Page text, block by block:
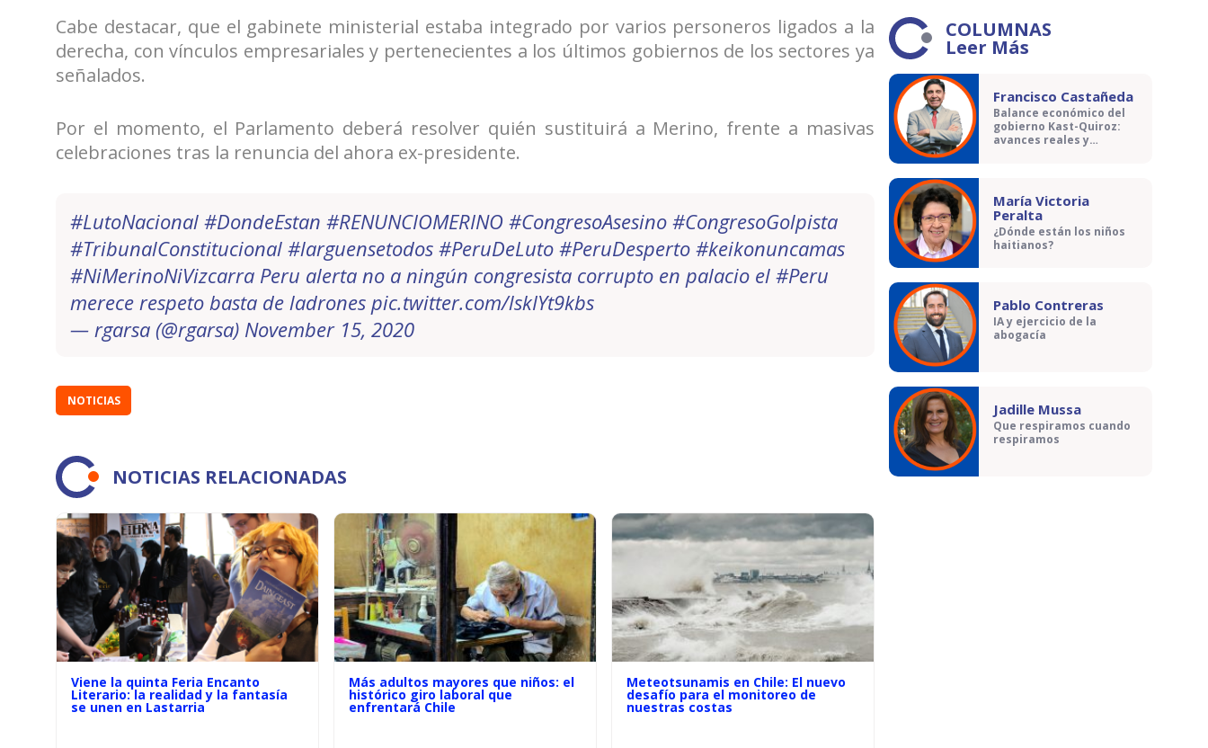
Cabe destacar, que el gabinete ministerial estaba integrado por varios personeros ligados a la
derecha, con vínculos empresariales y pertenecientes a los últimos gobiernos de los sectores ya
señalados.
Por el momento, el Parlamento deberá resolver quién sustituirá a Merino, frente a masivas
celebraciones tras la renuncia del ahora ex-presidente.
#LutoNacional #DondeEstan #RENUNCIOMERINO #CongresoAsesino #CongresoGolpista
#TribunalConstitucional #larguensetodos #PeruDeLuto #PeruDesperto #keikonuncamas
#NiMerinoNiVizcarra Peru alerta no a ningún congresista corrupto en palacio el #Peru
merece respeto basta de ladrones pic.twitter.com/lskIYt9kbs
— rgarsa (@rgarsa) November 15, 2020
NOTICIAS
NOTICIAS RELACIONADAS
Viene la quinta Feria Encanto
Literario: la realidad y la fantasía
se unen en Lastarria
Más adultos mayores que niños: el
histórico giro laboral que
enfrentará Chile
Meteotsunamis en Chile: El nuevo
desafío para el monitoreo de
nuestras costas
COLUMNAS
Leer Más
Francisco Castañeda
Balance económico del
gobierno Kast-Quiroz:
avances reales y
María Victoria
Peralta
¿Dónde están los niños
haitianos?
Pablo Contreras
IA y ejercicio de la
abogacía
Jadille Mussa
Que respiramos cuando
respiramos